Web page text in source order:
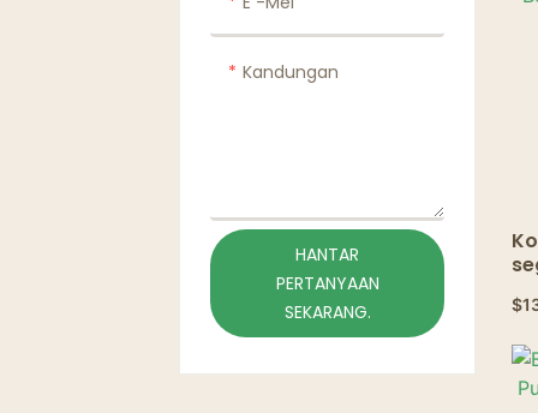
$
Kandungan
HANTAR
PERTANYAAN
SEKARANG.